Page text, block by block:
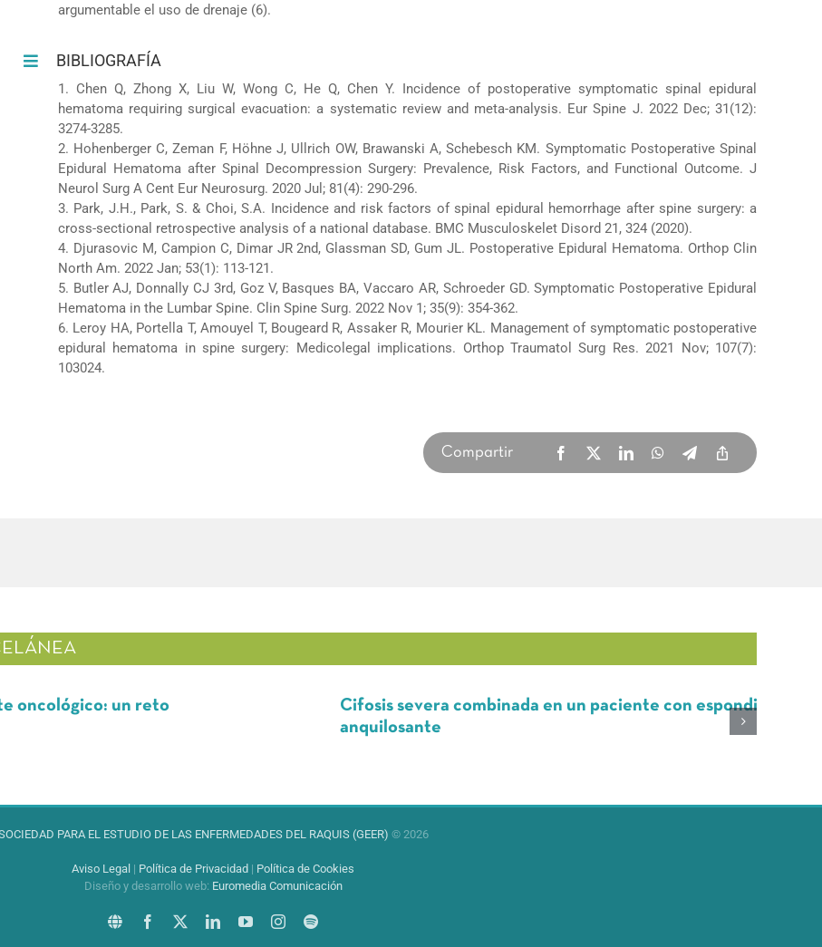
argumentable el uso de drenaje (6).
BIBLIOGRAFÍA
1. Chen Q, Zhong X, Liu W, Wong C, He Q, Chen Y. Incidence of postoperative symptomatic spinal epidural
hematoma requiring surgical evacuation: a systematic review and meta-analysis. Eur Spine J. 2022 Dec; 31(12):
3274-3285.
2. Hohenberger C, Zeman F, Höhne J, Ullrich OW, Brawanski A, Schebesch KM. Symptomatic Postoperative Spinal
Epidural Hematoma after Spinal Decompression Surgery: Prevalence, Risk Factors, and Functional Outcome. J
Neurol Surg A Cent Eur Neurosurg. 2020 Jul; 81(4): 290-296.
3. Park, J.H., Park, S. & Choi, S.A. Incidence and risk factors of spinal epidural hemorrhage after spine surgery: a
cross-sectional retrospective analysis of a national database. BMC Musculoskelet Disord 21, 324 (2020).
4. Djurasovic M, Campion C, Dimar JR 2nd, Glassman SD, Gum JL. Postoperative Epidural Hematoma. Orthop Clin
North Am. 2022 Jan; 53(1): 113-121.
5. Butler AJ, Donnally CJ 3rd, Goz V, Basques BA, Vaccaro AR, Schroeder GD. Symptomatic Postoperative Epidural
Hematoma in the Lumbar Spine. Clin Spine Surg. 2022 Nov 1; 35(9): 354-362.
6. Leroy HA, Portella T, Amouyel T, Bougeard R, Assaker R, Mourier KL. Management of symptomatic postoperative
epidural hematoma in spine surgery: Medicolegal implications. Orthop Traumatol Surg Res. 2021 Nov; 107(7):
103024.
Compartir
un reto
Cifosis severa combinada en un paciente con espondilitis
anquilosante
PARA EL ESTUDIO DE LAS ENFERMEDADES DEL RAQUIS (GEER) © 2026
Aviso Legal | Política de Privacidad | Política de Cookies
Diseño y desarrollo web: Euromedia Comunicación
Sitio
Facebook LinkedInYouTubeInstagramSpotify